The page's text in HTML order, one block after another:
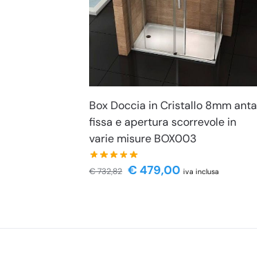
Box Doccia in Cristallo 8mm anta
fissa e apertura scorrevole in
varie misure BOX003
€732,82 €479,00 iva inclusa